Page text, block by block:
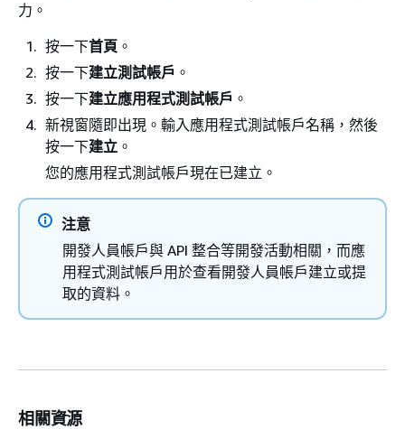
力。
按一下首頁 。
按一下建立測試帳戶 。
按一下建立應用程式測試帳戶 。
新視窗隨即出現。輸入應用程式測試帳戶名稱，然後
按一下建立 。
您的應用程式測試帳戶現在已建立。
注意
開發人員帳戶與 API 整合等開發活動相關，而應
用程式測試帳戶用於查看開發人員帳戶建立或提
取的資料。
相關資源